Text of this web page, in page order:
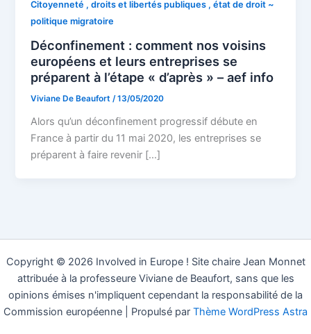
Citoyenneté , droits et libertés publiques , état de droit ~
politique migratoire
Déconfinement : comment nos voisins
européens et leurs entreprises se
préparent à l’étape « d’après » – aef info
Viviane De Beaufort/13/05/2020
Alors qu’un déconfinement progressif débute en
France à partir du 11 mai 2020, les entreprises se
préparent à faire revenir […]
Copyright © 2026 Involved in Europe ! Site chaire Jean Monnet
attribuée à la professeure Viviane de Beaufort, sans que les
opinions émises n'impliquent cependant la responsabilité de la
Commission européenne | Propulsé par Thème WordPress Astra